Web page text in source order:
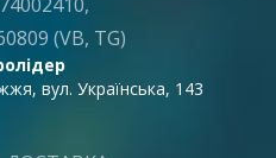
(VB, TG)
вул. Українська, 143